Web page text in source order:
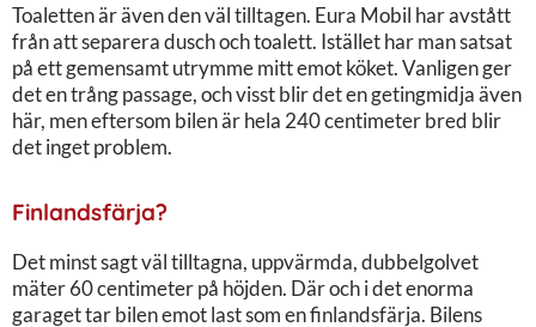
Toaletten är även den väl tilltagen. Eura Mobil har avstått
från att separera dusch och toalett. Istället har man satsat
på ett gemensamt utrymme mitt emot köket. Vanligen ger
det en trång passage, och visst blir det en getingmidja även
här, men eftersom bilen är hela 240 centimeter bred blir
det inget problem.
Finlandsfärja?
Det minst sagt väl tilltagna, uppvärmda, dubbelgolvet
mäter 60 centimeter på höjden. Där och i det enorma
garaget tar bilen emot last som en finlandsfärja. Bilens